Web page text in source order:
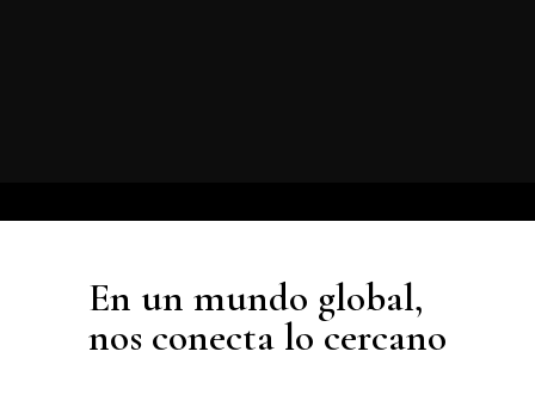
En un mundo global,
nos conecta lo cercano